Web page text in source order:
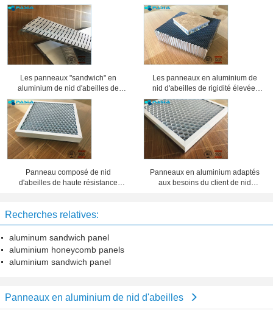
Les panneaux "sandwich" en
aluminium de nid d'abeilles de
preuve saine ont usiné la
préparation de surface
Les panneaux en aluminium de
nid d'abeilles de rigidité élevée,
âme en nid d'abeilles lambrisse 25
millimètres d'épaisseur
Panneau composé de nid
d'abeilles de haute résistance
Panneaux en aluminium adaptés
aux besoins du client de nid
Recherches relatives:
aluminum sandwich panel
aluminium honeycomb panels
aluminium sandwich panel
Panneaux en aluminium de nid d'abeilles